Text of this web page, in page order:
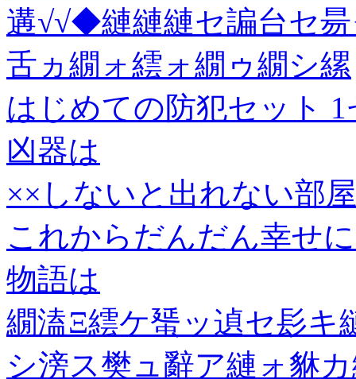
遘√√◆縺縺縺セ諞台セ
舌ヵ繝ォ繧ォ繝ゥ繝シ縲
はじめての防犯セット
凶器は
××しないと出れない部
これからだんだん幸せ
物語は
繝溘Ξ繧ケ蜑ッ遉セ髟キ
シ滂ス樊ュ辭ア縺ォ貅